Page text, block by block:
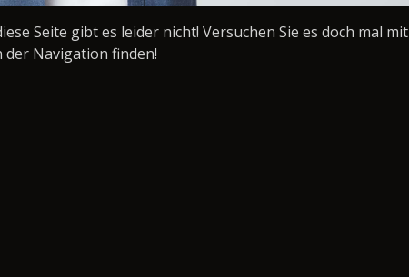
Seite gibt es leider nicht! Versuchen Sie es doch mal mit
der Navigation finden!